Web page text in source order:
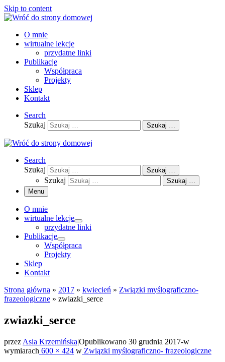
Skip to content
O mnie
wirtualne lekcje
przydatne linki
Publikacje
Współpraca
Projekty
Sklep
Kontakt
Search
Szukaj
Szukaj …
Search
Szukaj
Szukaj …
Szukaj
Szukaj …
Menu
O mnie
wirtualne lekcje
przydatne linki
Publikacje
Współpraca
Projekty
Sklep
Kontakt
Strona główna » 2017 » kwiecień » Związki myślograficzno-
frazeologiczne » zwiazki_serce
zwiazki_serce
przez Asia Krzemińska|Opublikowano 30 grudnia 2017-w
wymiarach 600 × 424 w Związki myślograficzno- frazeologiczne